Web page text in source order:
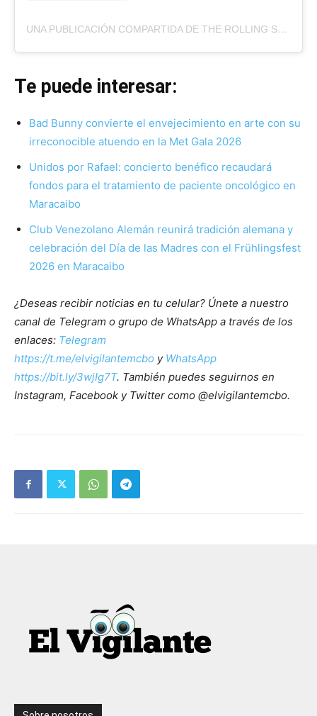
UNA PUBLICACIÓN COMPARTIDA DE THE ROLLING STONES (@THEROLLINGSTONES)
Te puede interesar:
Bad Bunny convierte el envejecimiento en arte con su
irreconocible atuendo en la Met Gala 2026
Unidos por Rafael: concierto benéfico recaudará
fondos para el tratamiento de paciente oncológico en
Maracaibo
Club Venezolano Alemán reunirá tradición alemana y
celebración del Día de las Madres con el Frühlingsfest
2026 en Maracaibo
¿Deseas recibir noticias en tu celular? Únete a nuestro
canal de Telegram o grupo de WhatsApp a través de los
enlaces: Telegram
https://t.me/elvigilantemcbo y WhatsApp
https://bit.ly/3wjIg7T. También puedes seguirnos en
Instagram, Facebook y Twitter como @elvigilantemcbo.